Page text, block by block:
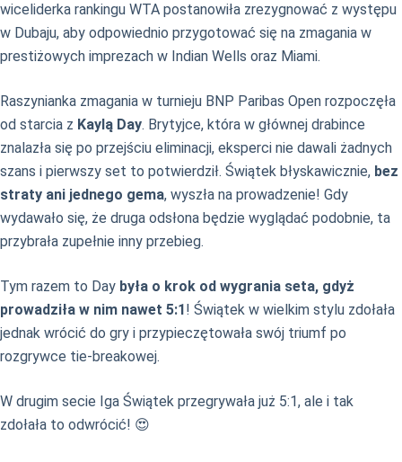
wiceliderka rankingu WTA postanowiła zrezygnować z występu
w Dubaju, aby odpowiednio przygotować się na zmagania w
prestiżowych imprezach w Indian Wells oraz Miami.
Raszynianka zmagania w turnieju BNP Paribas Open rozpoczęła
od starcia z Kaylą Day. Brytyjce, która w głównej drabince
znalazła się po przejściu eliminacji, eksperci nie dawali żadnych
szans i pierwszy set to potwierdził. Świątek błyskawicznie, bez
straty ani jednego gema, wyszła na prowadzenie! Gdy
wydawało się, że druga odsłona będzie wyglądać podobnie, ta
przybrała zupełnie inny przebieg.
Tym razem to Day była o krok od wygrania seta, gdyż
prowadziła w nim nawet 5:1 ! Świątek w wielkim stylu zdołała
jednak wrócić do gry i przypieczętowała swój triumf po
rozgrywce tie-breakowej.
W drugim secie Iga Świątek przegrywała już 5:1, ale i tak
zdołała to odwrócić! 😍